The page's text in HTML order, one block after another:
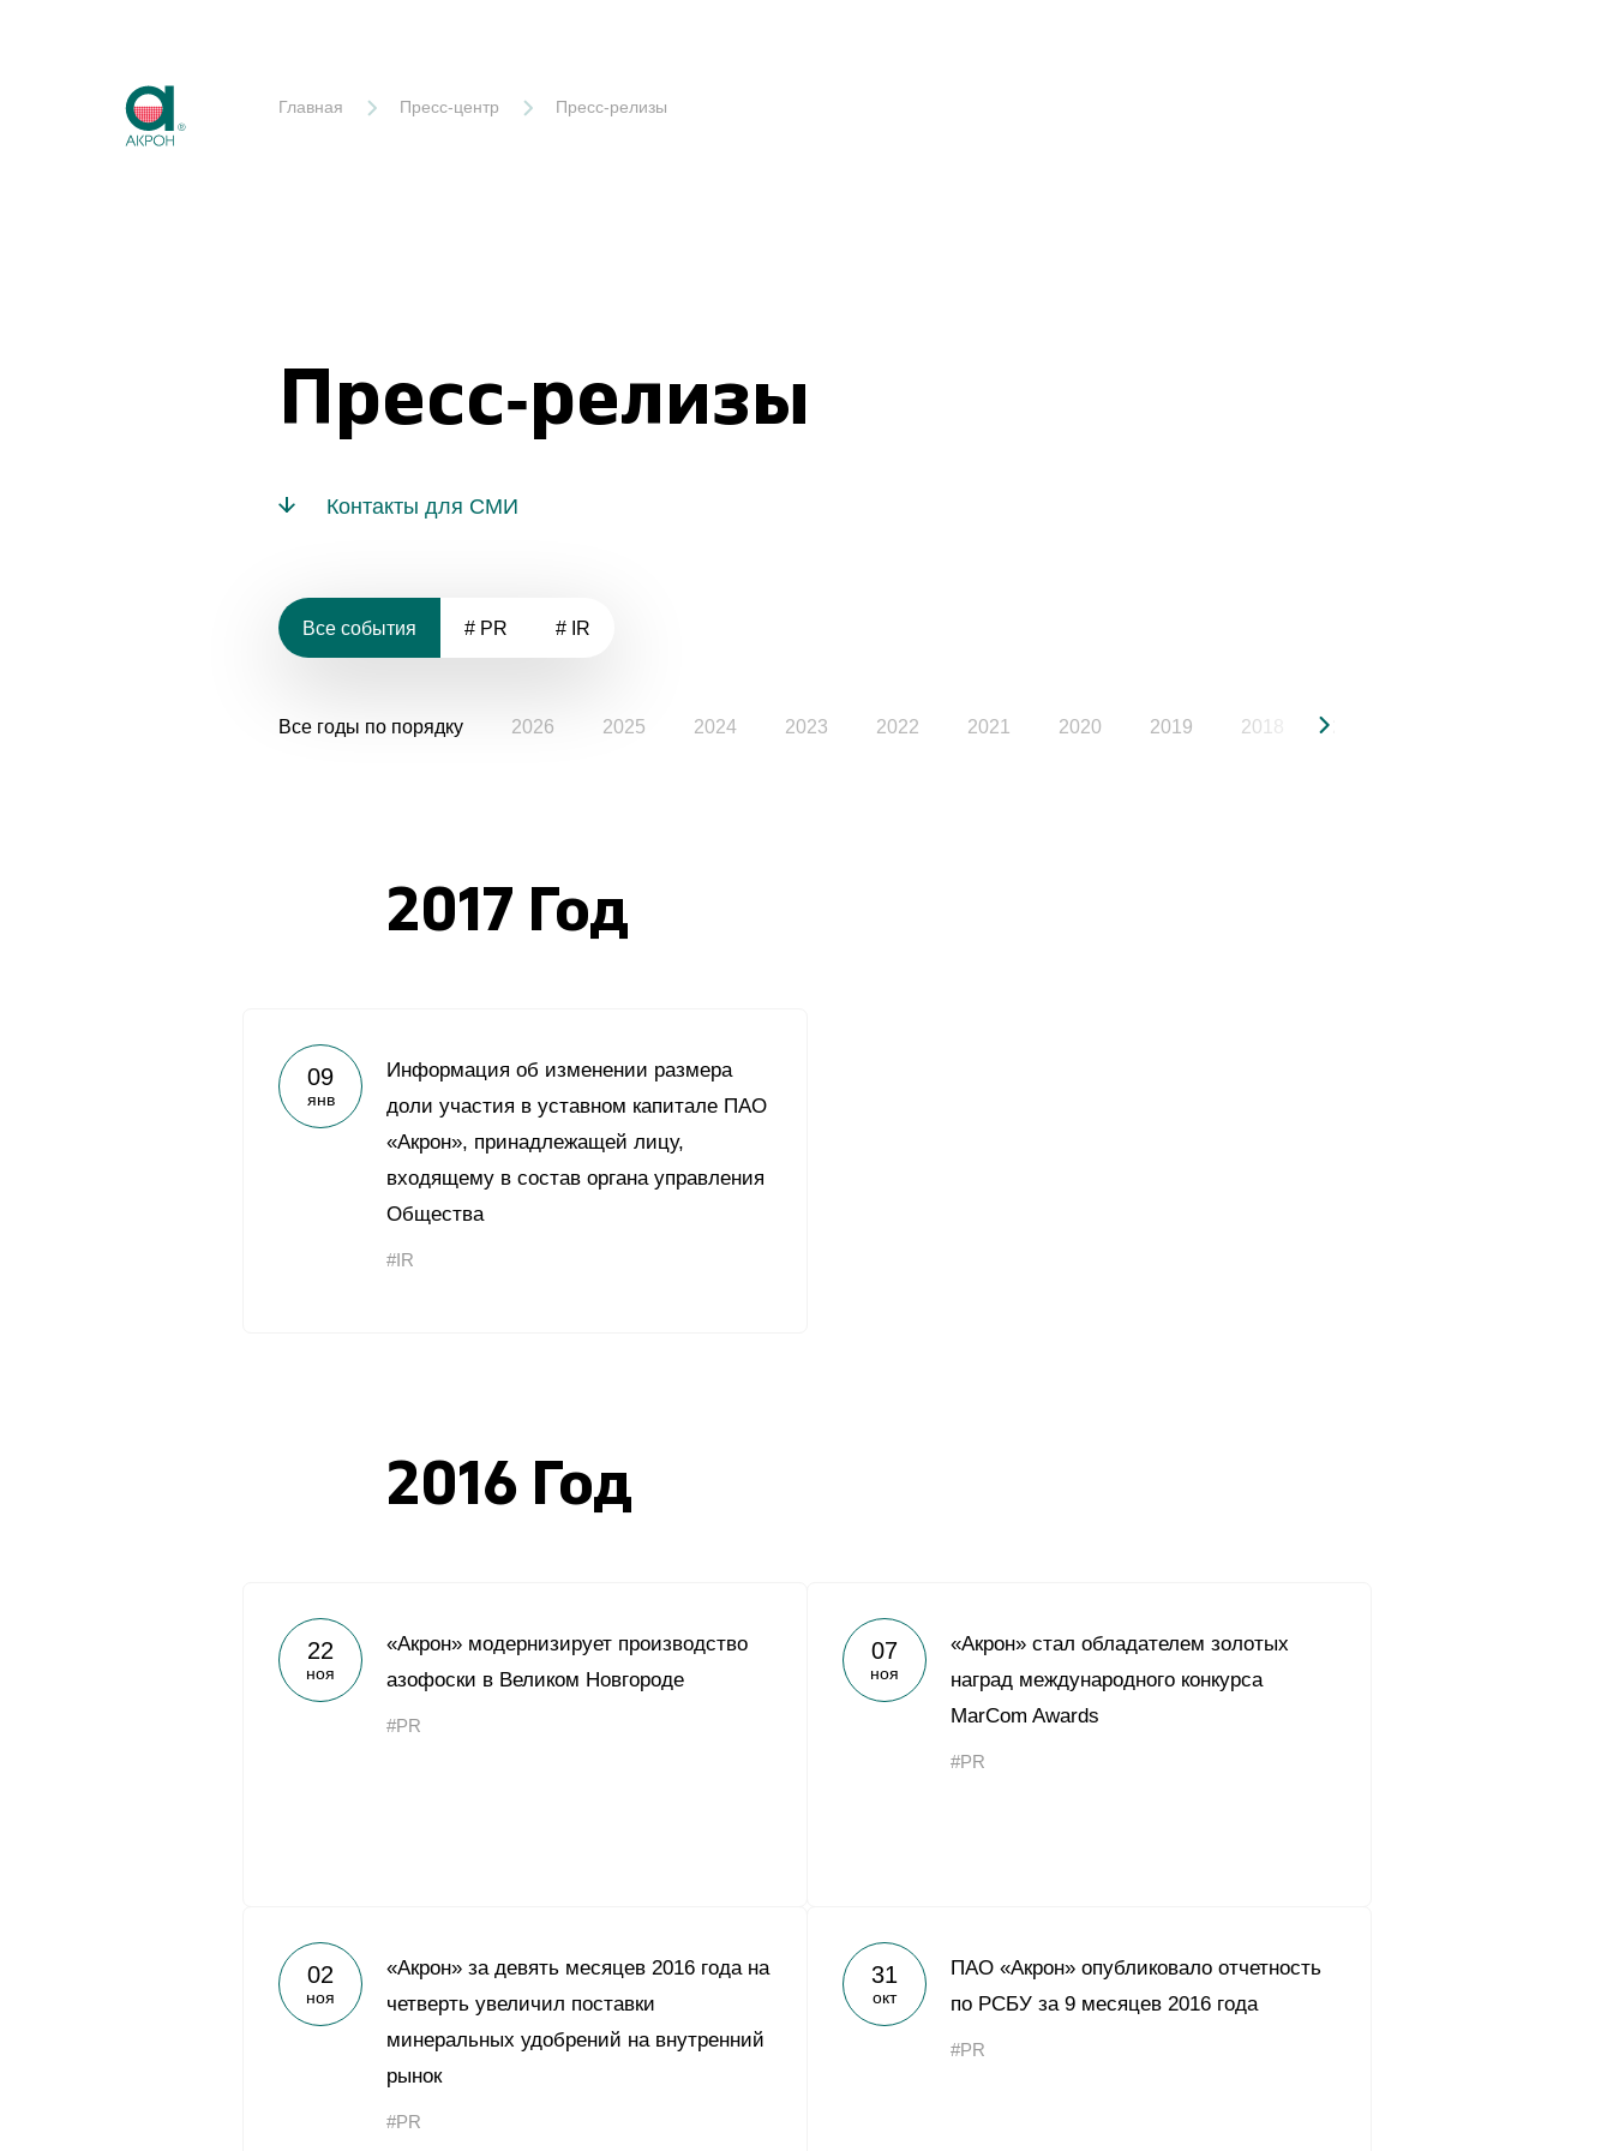
Главная Пресс-центр Пресс-релизы
Пресс-релизы
Контакты для СМИ
Все события # PR # IR
Все годы по порядку 2026 2025 2024 2023 2022 2021 2020 2019 2018
2017 Год
09
янв
Информация об изменении размера
доли участия в уставном капитале ПАО
«Акрон», принадлежащей лицу,
входящему в состав органа управления
Общества
#IR
2016 Год
22
ноя
«Акрон» модернизирует производство
азофоски в Великом Новгороде
#PR
07
ноя
«Акрон» стал обладателем золотых
наград международного конкурса
MarCom Awards
#PR
02
ноя
«Акрон» за девять месяцев 2016 года на
четверть увеличил поставки
минеральных удобрений на внутренний
рынок
#PR
31
окт
ПАО «Акрон» опубликовало отчетность
по РСБУ за 9 месяцев 2016 года
#PR